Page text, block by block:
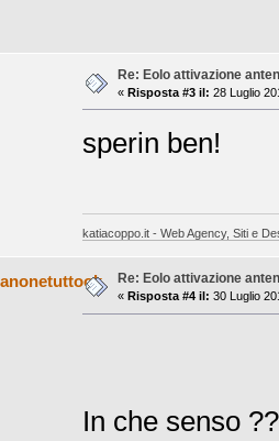
Re: Eolo attivazione
« Risposta #3 il: 28 Luglio
sperin ben!
katiacoppo.it - Web Agency, Siti e
Re: Eolo attivazione
« Risposta #4 il: 30 Luglio
In che senso